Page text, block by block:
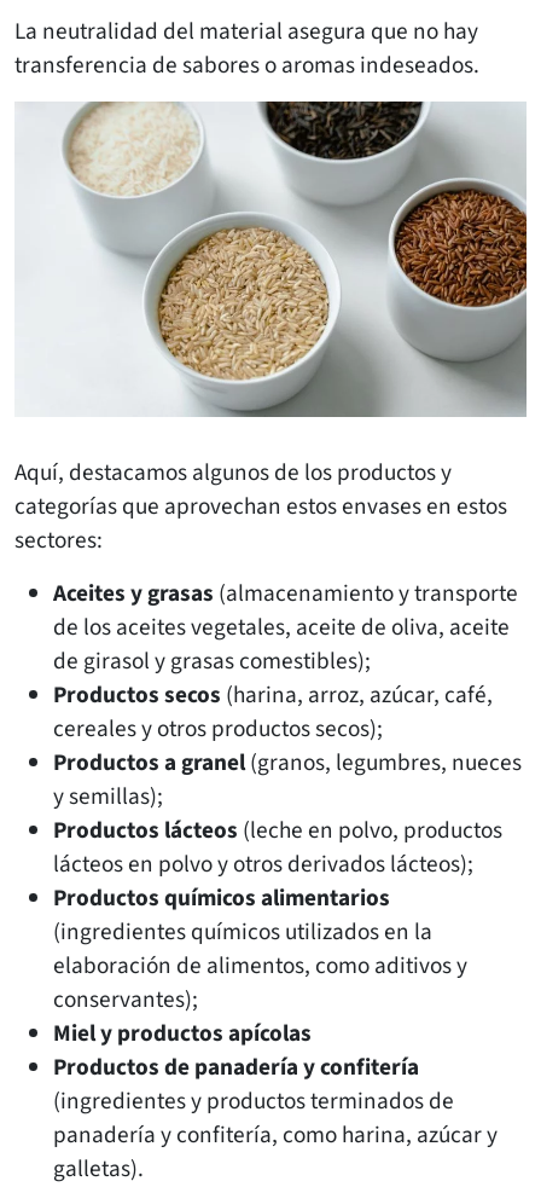
La neutralidad del material asegura que no hay
transferencia de sabores o aromas indeseados.
Aquí, destacamos algunos de los productos y
categorías que aprovechan estos envases en estos
sectores:
Aceites y grasas (almacenamiento y transporte
de los aceites vegetales, aceite de oliva, aceite
de girasol y grasas comestibles);
Productos secos (harina, arroz, azúcar, café,
cereales y otros productos secos);
Productos a granel(granos, legumbres, nueces
y semillas);
Productos lácteos (leche en polvo, productos
lácteos en polvo y otros derivados lácteos);
Productos químicos alimentarios
(ingredientes químicos utilizados en la
elaboración de alimentos, como aditivos y
conservantes);
Miel y productos apícolas
Productos de panadería y confitería
(ingredientes y productos terminados de
panadería y confitería, como harina, azúcar y
galletas).